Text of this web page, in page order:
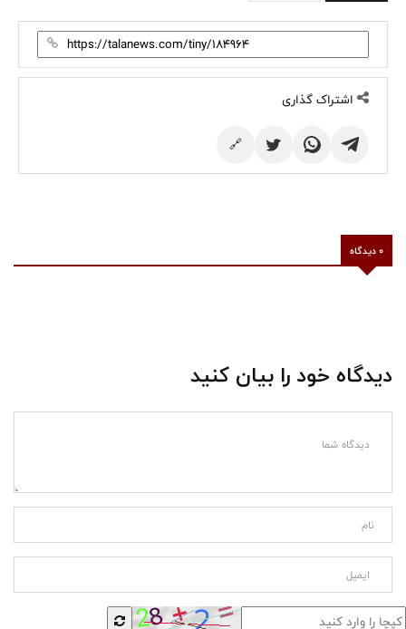
اشتراک گذاری
🔗
0 دیدگاه
دیدگاه خود را بیان کنید